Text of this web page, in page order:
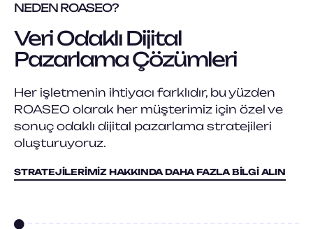
NEDEN ROASEO?
Veri Odaklı Dijital
Pazarlama Çözümleri
Her işletmenin ihtiyacı farklıdır, bu yüzden
ROASEO olarak her müşterimiz için özel ve
sonuç odaklı dijital pazarlama stratejileri
oluşturuyoruz.
STRATEJILERIMIZ HAKKINDA DAHA FAZLA BILGI ALIN